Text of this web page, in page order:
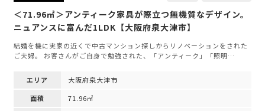
＜71.96㎡＞アンティーク家具が際立つ無機質なデザイン。
ニュアンスに富んだ1LDK【大阪府泉大津市】
結婚を機に実家の近くで中古マンション探しからリノベーションをされた
ご夫婦。 お客さんがご自身で勉強された、「アンティーク」「照明…
エリア
大阪府泉大津市
面積
71.96㎡